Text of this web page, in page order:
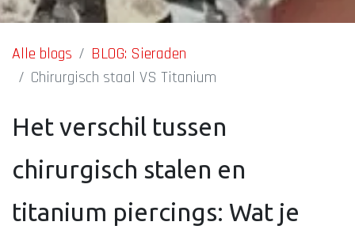
Alle blogs
BLOG: Sieraden
Chirurgisch staal VS Titanium
Het verschil tussen
chirurgisch stalen en
titanium piercings: Wat je